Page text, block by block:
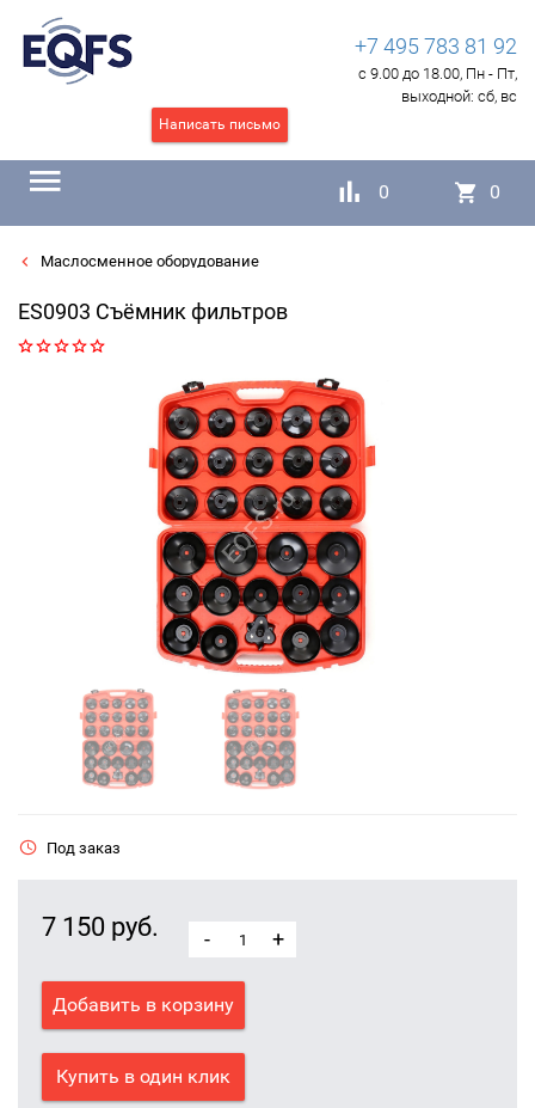
+7 495 783 81 92
с 9.00 до 18.00, Пн - Пт,
выходной: сб, вс
Написать письмо
0 0
Маслосменное оборудование
ES0903 Съёмник фильтров
Под заказ
7 150 руб. - +
Добавить в корзину
Купить в один клик